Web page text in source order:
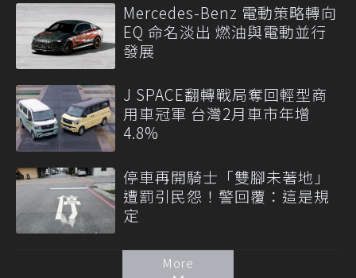
Mercedes-Benz 電動策略轉向
EQ 命名淡出 燃油與電動並行
發展
J SPACE翻轉戰局奪回輕型商
用車冠軍 台灣2月車市年增
4.8%
停車再開騎士「雙腳未著地」
遭罰引民怨！警回覆：這是規
定
More